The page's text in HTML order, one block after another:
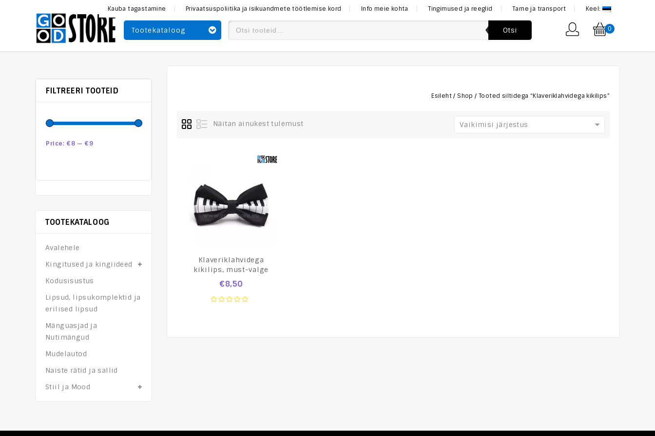
Kauba tagastamine Privaatsuspoliitika ja isikuandmete töötlemise kord Info meie kohta Tingimused ja reeglid Tarne ja transport Keel:
Tootekataloog Otsi 0
Esileht/ Shop / Tooted siltidega “Klaveriklahvidega kikilips”
Näitan ainukest tulemust Vaikimisi järjestus
Klaveriklahvidega
kikilips, must-valge
€8,50
FILTREERI TOOTEID
Price: €8 — €9
TOOTEKATALOOG
Avalehele
Kingitused ja kingiideed
Kodusisustus
Lipsud, lipsukomplektid ja
erilised lipsud
Mänguasjad ja
Nutimängud
Mudelautod
Naiste rätid ja sallid
Stiil ja Mood